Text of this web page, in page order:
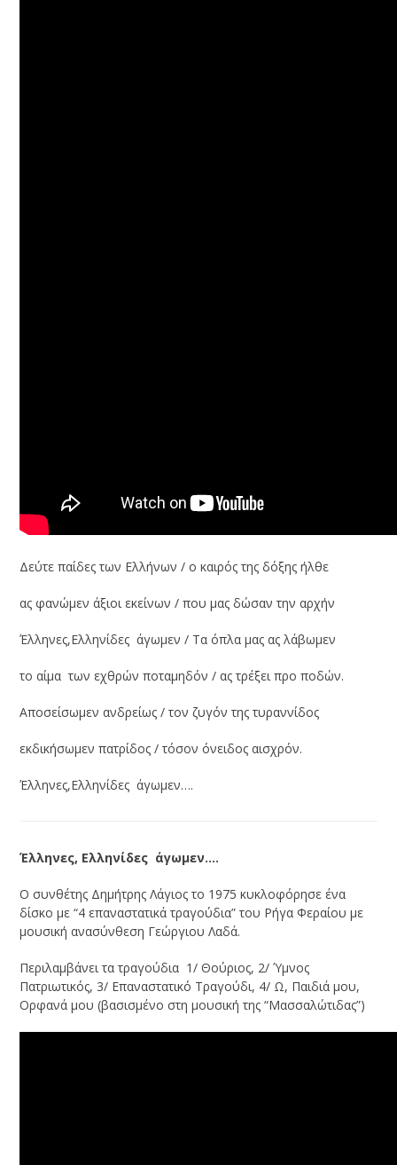
Δεύτε παίδες των Ελλήνων / ο καιρός της δόξης ήλθε
ας φανώμεν άξιοι εκείνων / που μας δώσαν την αρχήν
Έλληνες,Ελληνίδες άγωμεν / Τα όπλα μας ας λάβωμεν
το αίμα των εχθρών ποταμηδόν / ας τρέξει προ ποδών.
Αποσείσωμεν ανδρείως / τον ζυγόν της τυραννίδος
εκδικήσωμεν πατρίδος / τόσον όνειδος αισχρόν.
Έλληνες,Ελληνίδες άγωμεν….
Έλληνες, Ελληνίδες άγωμεν….
Ο συνθέτης Δημήτρης Λάγιος το 1975 κυκλοφόρησε ένα
δίσκο με “4 επαναστατικά τραγούδια” του Ρήγα Φεραίου με
μουσική ανασύνθεση Γεώργιου Λαδά.
Περιλαμβάνει τα τραγούδια 1/ Θούριος, 2/ Ύμνος
Πατριωτικός, 3/ Επαναστατικό Τραγούδι, 4/ Ω, Παιδιά μου,
Ορφανά μου (βασισμένο στη μουσική της “Μασσαλώτιδας”)